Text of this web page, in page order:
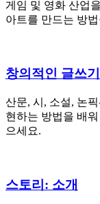
게임 및 영화 산업
아트를 만드는 방
창의적인 글쓰기
산문, 시, 소설, 논
현하는 방법을 배
으세요.
스토리: 소개